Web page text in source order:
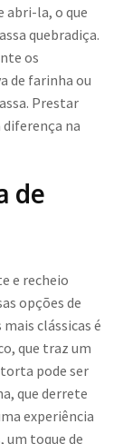
abri-la, o que
quebradiça.
os
de farinha ou
Prestar
na
de
e recheio
opções de
clássicas é
que traz um
pode ser
que derrete
experiência
um toque de